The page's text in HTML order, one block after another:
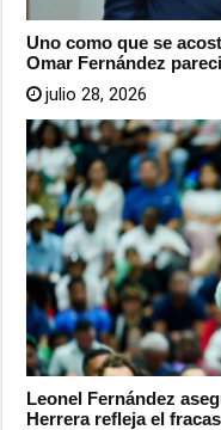
Uno como que se
Omar Fernández
julio 28, 2026
Leonel Fernández
Herrera refleja el